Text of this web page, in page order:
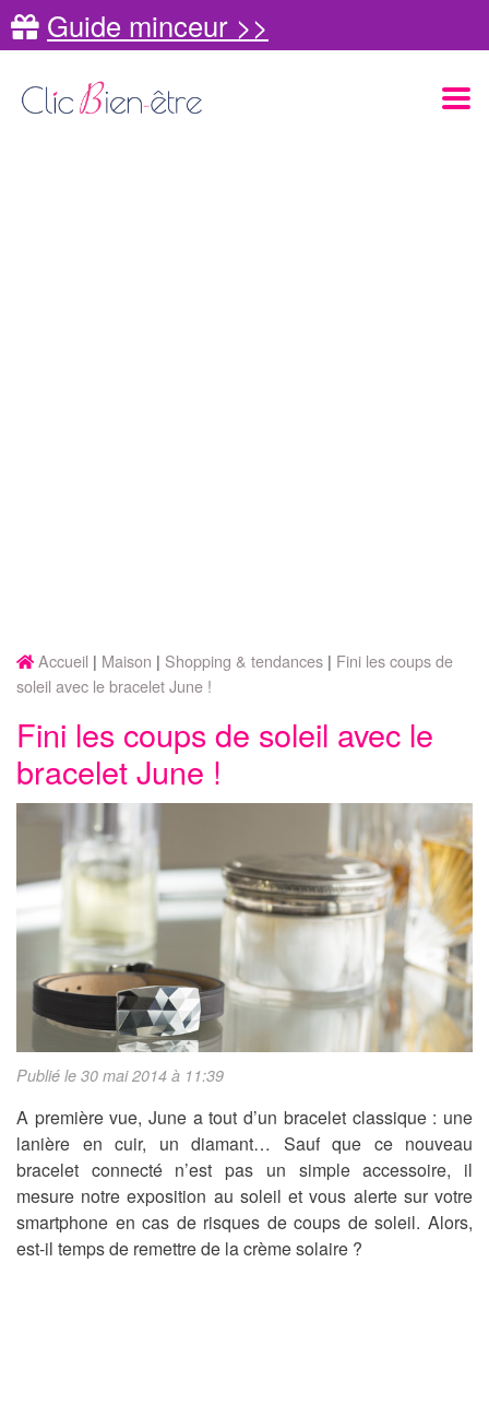
Guide minceur >>
Accueil Maison Shopping & tendances
Fini les coups de
soleil avec le bracelet June !
Fini les coups de soleil avec le
bracelet June !
Publié le 30 mai 2014 à 11:39
A première vue, June a tout d’un bracelet classique : une
lanière en cuir, un diamant… Sauf que ce nouveau
bracelet connecté n’est pas un simple accessoire, il
mesure notre exposition au soleil et vous alerte sur votre
smartphone en cas de risques de coups de soleil. Alors,
est-il temps de remettre de la crème solaire ?